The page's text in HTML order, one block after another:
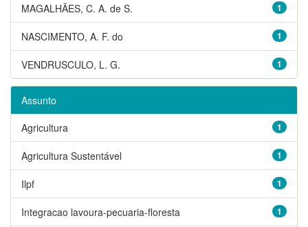
1
MAGALHÃES, C. A. de S.
1
NASCIMENTO, A. F. do
1
VENDRUSCULO, L. G.
Assunto
1
Agricultura
1
Agricultura Sustentável
1
Ilpf
1
Integracao lavoura-pecuaria-floresta